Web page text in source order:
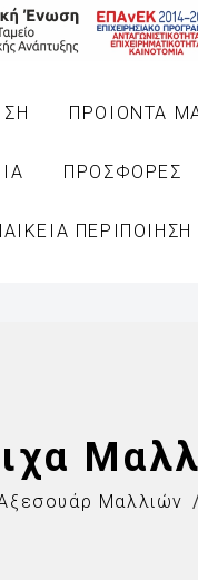
ΠΡΟΙΟΝΤΑ
ΠΡΟΣΦΟΡΕΣ
Μαλλιών